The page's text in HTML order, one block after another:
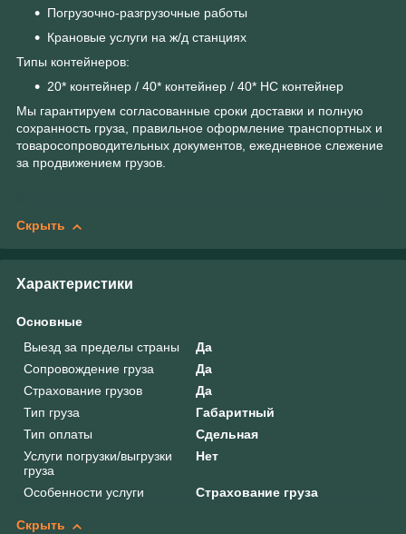
Погрузочно-разгрузочные работы
Крановые услуги на ж/д станциях
Типы контейнеров:
20* контейнер / 40* контейнер / 40* НС контейнер
Мы гарантируем согласованные сроки доставки и полную
сохранность груза, правильное оформление транспортных и
товаросопроводительных документов, ежедневное слежение
за продвижением грузов.
Скрыть
Характеристики
Основные
Выезд за пределы страны
Да
Сопровождение груза
Да
Страхование грузов
Да
Тип груза
Габаритный
Тип оплаты
Сдельная
Услуги погрузки/выгрузки
груза
Нет
Особенности услуги Страхование груза
Скрыть